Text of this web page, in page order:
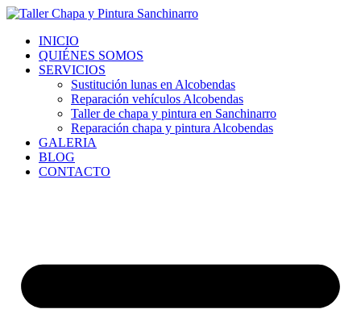
Ir
contenidoINICIO
QUIÉNES SOMOS
SERVICIOS
Sustitución lunas en Alcobendas
Reparación vehículos Alcobendas
Taller de chapa y pintura en Sanchinarro
Reparación chapa y pintura Alcobendas
GALERIA
BLOG
CONTACTO